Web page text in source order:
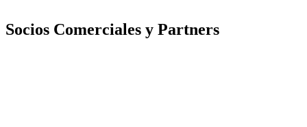
Socios Comerciales y Partners